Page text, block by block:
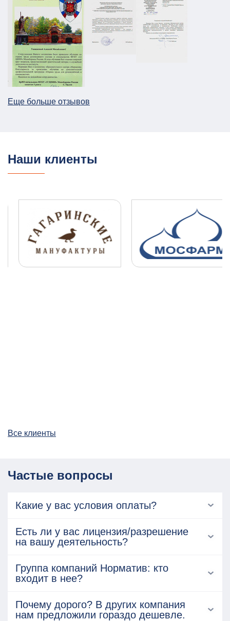
Паспорт безопасности для предприятия
НПП в г. Москва
АТЗ Паспорт АТЗ
Постановление Правительства №258
26.12.2025
04.08.2025
Еще больше отзывов
Наши клиенты
Все клиенты
Частые вопросы
Какие у вас условия оплаты?
Есть ли у вас лицензия/разрешение
на вашу деятельность?
Группа компаний Норматив: кто
входит в нее?
Почему дорого? В других компания
нам предложили гораздо дешевле.